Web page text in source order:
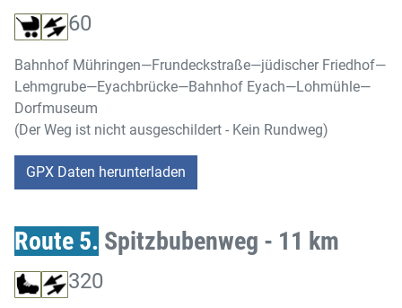
60
Bahnhof Mühringen—Frundeckstraße—jüdischer Friedhof—
Lehmgrube—Eyachbrücke—Bahnhof Eyach—Lohmühle—
Dorfmuseum
(Der Weg ist nicht ausgeschildert - Kein Rundweg)
GPX Daten herunterladen
Route 5. Spitzbubenweg - 11 km
320